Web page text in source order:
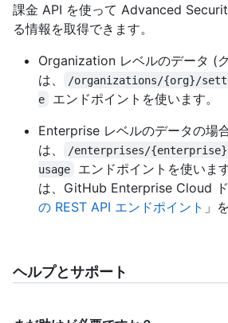
課金 API を使って Advanced
る情報を取得できます。
Organization レベルのデータ (
は、
/organizations/{org}/
e
エンドポイントを使います。
Enterprise レベルのデータの場
は、
/enterprises/
usage
エンドポイントを使いま
は、GitHub Enterprise Cloud
の REST API エンドポイント 」
ヘルプとサポート